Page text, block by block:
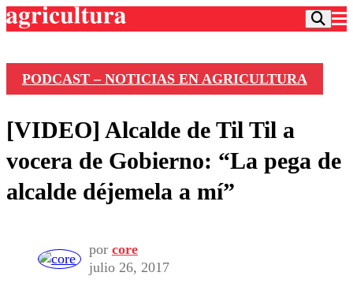
Frecuencias
Agricultura TV
Deportes
Colo Colo
Seleccion Chilena
Torneo Internacional
Entretención
Economía
Internacional
Publicaciones en medios
Opinión
PODCAST – NOTICIAS EN AGRICULTURA
[VIDEO] Alcalde de Til Til a
vocera de Gobierno: “La pega de
alcalde déjemela a mí”
por core
julio 26, 2017